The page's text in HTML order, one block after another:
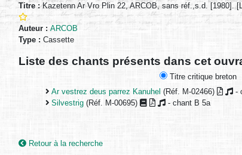
Titre :Kazetenn Ar Vro Plin 22, ARCOB, sans réf.,s.d. [1980].
Auteur : ARCOB
Type : Cassette
Liste des chants présents dans cet
Titre critique breton
Ar vestrez deus parrez Kanuhel (Réf. M-02466)
-
Silvestrig (Réf. M-00695) - chant B 5a
Retour à la recherche